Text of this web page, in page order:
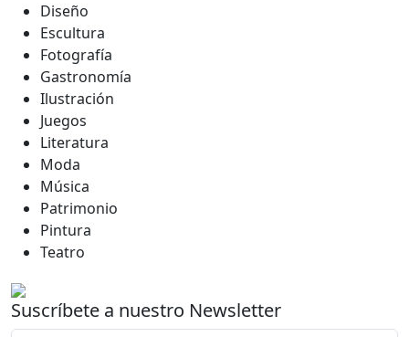
Diseño
Escultura
Fotografía
Gastronomía
Ilustración
Juegos
Literatura
Moda
Música
Patrimonio
Pintura
Teatro
Suscríbete a nuestro Newsletter